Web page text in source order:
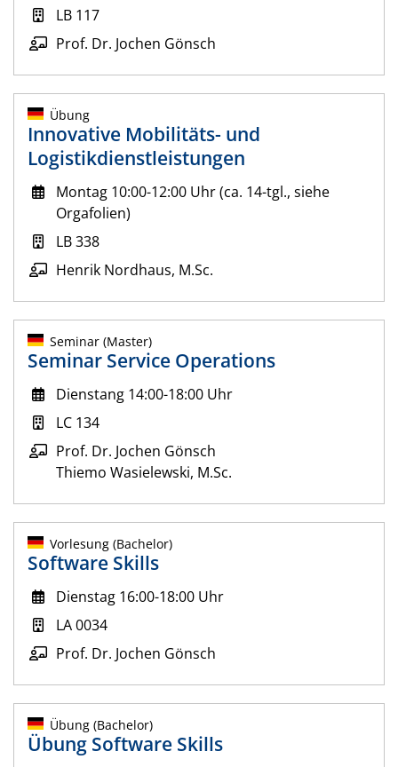
LB 117
Prof. Dr. Jochen Gönsch
Übung
Innovative Mobilitäts- und
Logistikdienstleistungen
Montag 10:00-12:00 Uhr (ca. 14-tgl., siehe
Orgafolien)
LB 338
Henrik Nordhaus, M.Sc.
Seminar (Master)
Seminar Service Operations
Dienstang 14:00-18:00 Uhr
LC 134
Prof. Dr. Jochen Gönsch
Thiemo Wasielewski, M.Sc.
Vorlesung (Bachelor)
Software Skills
Dienstag 16:00-18:00 Uhr
LA 0034
Prof. Dr. Jochen Gönsch
Übung (Bachelor)
Übung Software Skills